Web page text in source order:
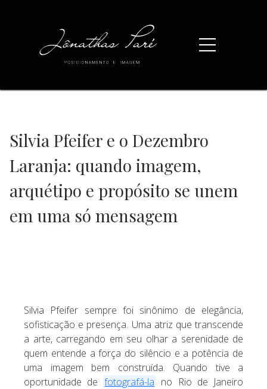
Silvia Pfeifer e o Dezembro
Laranja: quando imagem,
arquétipo e propósito se unem
em uma só mensagem
Silvia Pfeifer sempre foi sinônimo de elegância,
sofisticação e presença. Uma atriz que transcende
a arte, carregando em seu olhar a serenidade de
quem entende a força do silêncio e a potência de
uma imagem bem construída. Quando tive a
oportunidade de fotografá-la no Rio de Janeiro